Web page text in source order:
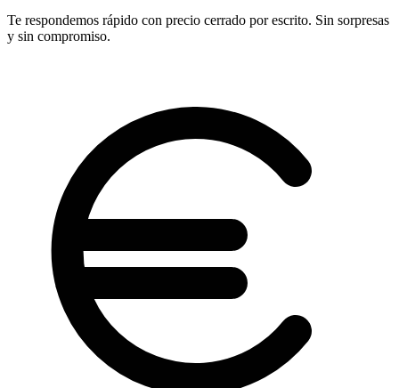
Te respondemos rápido con precio cerrado por escrito. Sin sorpresas
y sin compromiso.